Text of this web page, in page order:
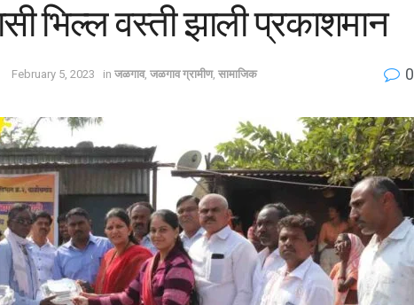
भिल्ल वस्ती झाली प्रकाशमान
February 5, 2023 in जळगाव, जळगाव ग्रामीण, सामाजिक 0